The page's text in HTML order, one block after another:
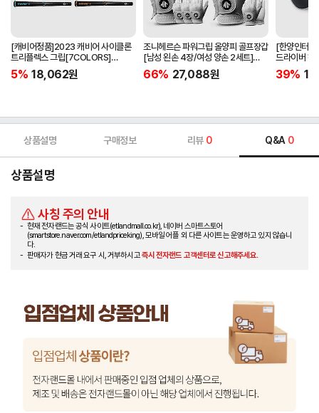
[캐비어정품]2023 캐비어 사이클론
트리플렉스 그립[7COLORS]
[라운드][39g/42g/46g/50g]
[R/S 토크]
5% 18,062원
조니헤르슨 파워그립 올양피 골프장갑
[남성 왼손 4장/여성 양손 2세트]
[화이트][케이스포함]
66% 27,088원
[한양인터
드라이버 헤
[HD-302]
39%
상품설명 구매정보 리뷰 0 Q&A 0
상품설명
사칭 주의 안내
현재 전자랜드는 공식 사이트(etlandmall.co.kr), 네이버 스마트스토어
(smartstore.naver.com/etlandpriceking), 모바일 어플 외 다른 사이트는 운영하고 있지 않습니
다.
판매자가 현금 거래 요구 시, 거부하시고즉시 전자랜드 고객센터로 신고해주세요.